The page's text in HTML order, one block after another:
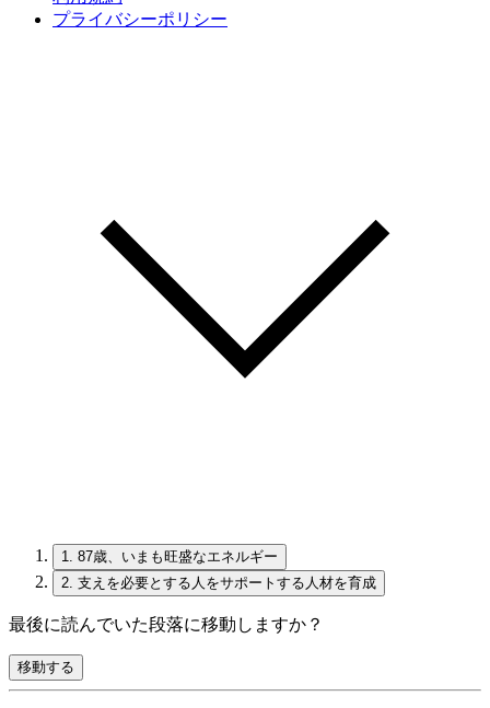
プライバシーポリシー
1.
87歳、いまも旺盛なエネルギー
2. 支えを必要とする人をサポートする人材を育成
最後に読んでいた段落に移動しますか？
移動する